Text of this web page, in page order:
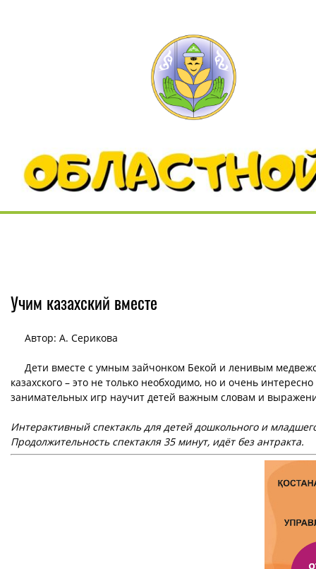
Учим казахский вместе
Автор: А. Серикова
Дети вместе с умным зайчонком Бекой и ленивым
казахского – это не только необходимо, но и очень
занимательных игр научит детей важным словам и
Интерактивный спектакль для детей дошкольного и
Продолжительность спектакля 35 минут, идёт без антракта.